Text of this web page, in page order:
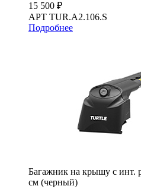
15 500 ₽
АРТ TUR.A2.106.S
Подробнее
Багажник на крышу с инт.
см (черный)